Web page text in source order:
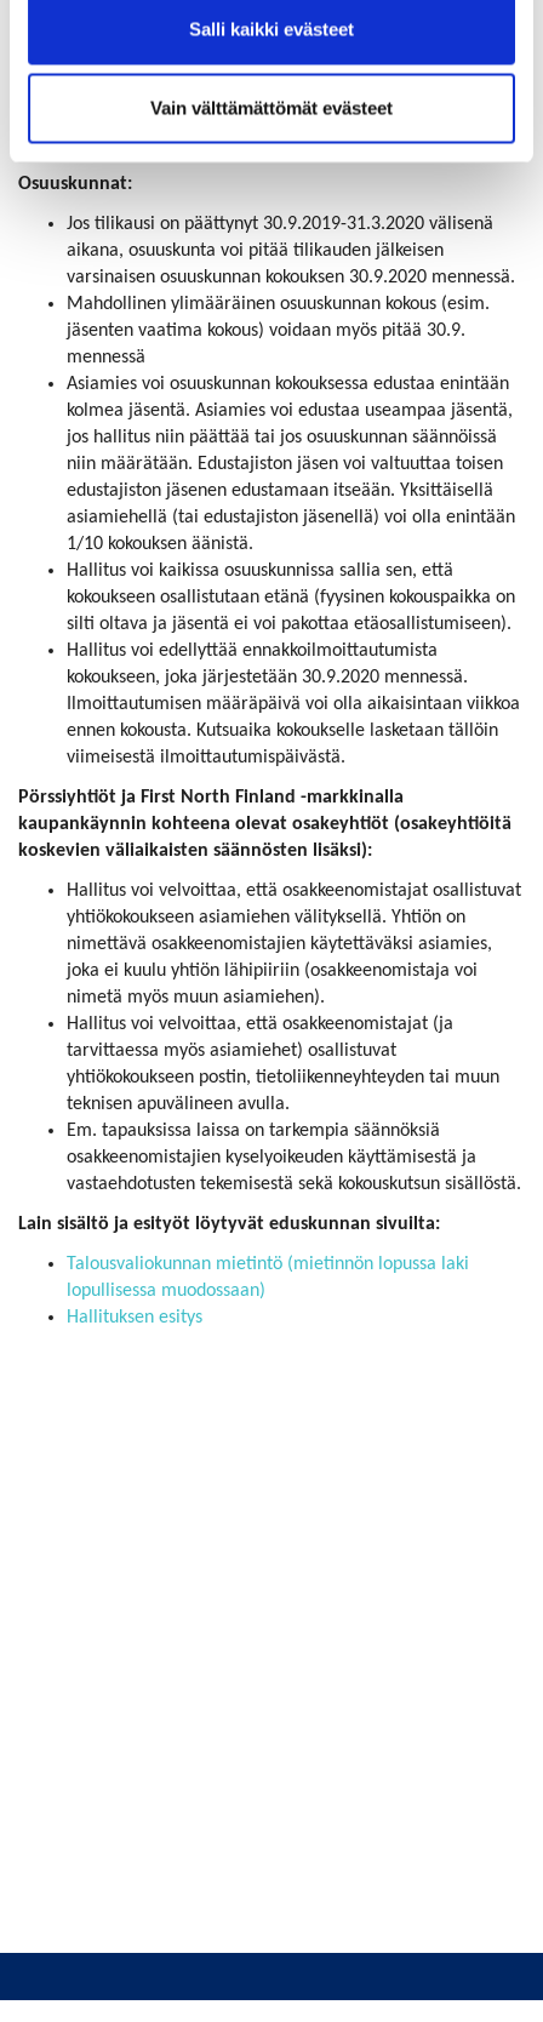
Salli kaikki evästeet
Vain välttämättömät evästeet
aikana, yhtiö voi pitää tilikauden jälkeisen varsinaisen
yhtiökokouksensa 30.9.2020 mennessä.
vähemmistöosakkaiden vaatima kokous) voidaan myös
pitää 30.9. mennessä
Osuuskunnat:
Jos tilikausi on päättynyt 30.9.2019-31.3.2020 välisenä
aikana, osuuskunta voi pitää tilikauden jälkeisen
varsinaisen osuuskunnan kokouksen 30.9.2020 mennessä.
Mahdollinen ylimääräinen osuuskunnan kokous (esim.
jäsenten vaatima kokous) voidaan myös pitää 30.9.
mennessä
Asiamies voi osuuskunnan kokouksessa edustaa enintään
kolmea jäsentä. Asiamies voi edustaa useampaa jäsentä,
jos hallitus niin päättää tai jos osuuskunnan säännöissä
niin määrätään. Edustajiston jäsen voi valtuuttaa toisen
edustajiston jäsenen edustamaan itseään. Yksittäisellä
asiamiehellä (tai edustajiston jäsenellä) voi olla enintään
1/10 kokouksen äänistä.
Hallitus voi kaikissa osuuskunnissa sallia sen, että
kokoukseen osallistutaan etänä (fyysinen kokouspaikka on
silti oltava ja jäsentä ei voi pakottaa etäosallistumiseen).
Hallitus voi edellyttää ennakkoilmoittautumista
kokoukseen, joka järjestetään 30.9.2020 mennessä.
Ilmoittautumisen määräpäivä voi olla aikaisintaan viikkoa
ennen kokousta. Kutsuaika kokoukselle lasketaan tällöin
viimeisestä ilmoittautumispäivästä.
Pörssiyhtiöt ja First North Finland -markkinalla
kaupankäynnin kohteena olevat osakeyhtiöt (osakeyhtiöitä
koskevien väliaikaisten säännösten lisäksi):
Hallitus voi velvoittaa, että osakkeenomistajat osallistuvat
yhtiökokoukseen asiamiehen välityksellä. Yhtiön on
nimettävä osakkeenomistajien käytettäväksi asiamies,
joka ei kuulu yhtiön lähipiiriin (osakkeenomistaja voi
nimetä myös muun asiamiehen).
Hallitus voi velvoittaa, että osakkeenomistajat (ja
tarvittaessa myös asiamiehet) osallistuvat
yhtiökokoukseen postin, tietoliikenneyhteyden tai muun
teknisen apuvälineen avulla.
Em. tapauksissa laissa on tarkempia säännöksiä
osakkeenomistajien kyselyoikeuden käyttämisestä ja
vastaehdotusten tekemisestä sekä kokouskutsun sisällöstä.
Lain sisältö ja esityöt löytyvät eduskunnan sivuilta:
Talousvaliokunnan mietintö (mietinnön lopussa laki
lopullisessa muodossaan)
Hallituksen esitys